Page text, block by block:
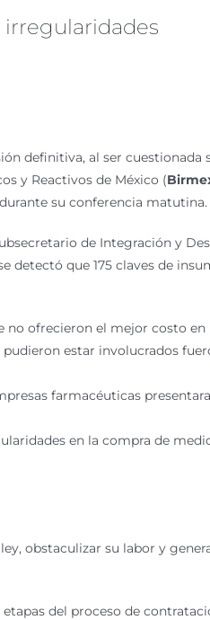
definitiva, al ser cuestionada
y Reactivos de México (
su conferencia matutina.
de Integración y
detectó que 175 claves de
ofrecieron el mejor costo
pudieron estar involucrados
farmacéuticas
en la compra de
obstaculizar su labor y
del proceso de